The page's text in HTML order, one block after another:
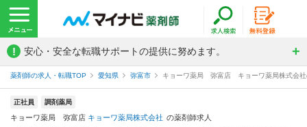
! 安心・安全な転職サポートの提供に努めます。
薬剤師の求人・転職TOP 愛知県 弥富市 キョーワ薬局 弥富店 キョーワ薬局株式会社
正社員 調剤薬局
キョーワ薬局 弥富店 キョーワ薬局株式会社 の薬剤師求人